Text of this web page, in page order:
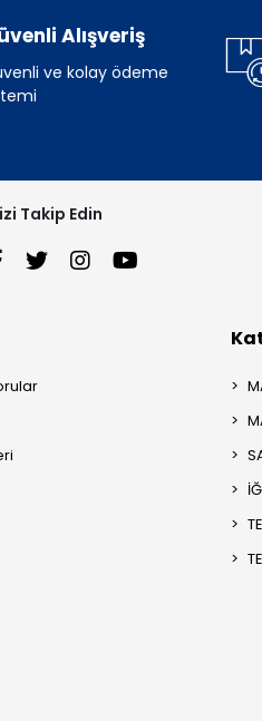
Alışveriş
ve kolay ödeme
Takip Edin